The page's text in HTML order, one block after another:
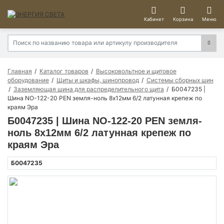
Кабинет Корзина Меню
Главная Каталог товаров
Высоковольтное и щитовое
оборудование
Щиты и шкафы, шинопровод
Системы сборных шин
Заземляющая шина для распределительного щита
Б0047235 |
Шина NO-122-20 PEN земля-ноль 8х12мм 6/2 латунная крепеж по
краям Эра
Б0047235 | Шина NO-122-20 PEN земля-
ноль 8х12мм 6/2 латунная крепеж по
краям Эра
Б0047235